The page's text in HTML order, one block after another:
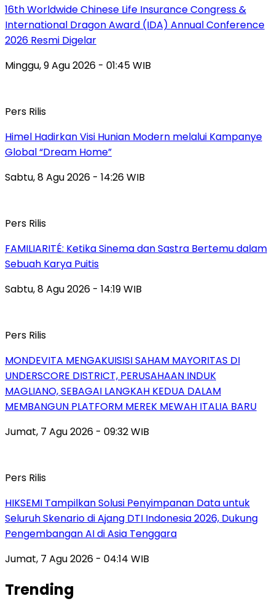
16th Worldwide Chinese Life Insurance Congress &
International Dragon Award (IDA) Annual Conference
2026 Resmi Digelar
Minggu, 9 Agu 2026 - 01:45 WIB
Pers Rilis
Himel Hadirkan Visi Hunian Modern melalui Kampanye
Global “Dream Home”
Sabtu, 8 Agu 2026 - 14:26 WIB
Pers Rilis
FAMILIARITÉ: Ketika Sinema dan Sastra Bertemu dalam
Sebuah Karya Puitis
Sabtu, 8 Agu 2026 - 14:19 WIB
Pers Rilis
MONDEVITA MENGAKUISISI SAHAM MAYORITAS DI
UNDERSCORE DISTRICT, PERUSAHAAN INDUK
MAGLIANO, SEBAGAI LANGKAH KEDUA DALAM
MEMBANGUN PLATFORM MEREK MEWAH ITALIA BARU
Jumat, 7 Agu 2026 - 09:32 WIB
Pers Rilis
HIKSEMI Tampilkan Solusi Penyimpanan Data untuk
Seluruh Skenario di Ajang DTI Indonesia 2026, Dukung
Pengembangan AI di Asia Tenggara
Jumat, 7 Agu 2026 - 04:14 WIB
Trending